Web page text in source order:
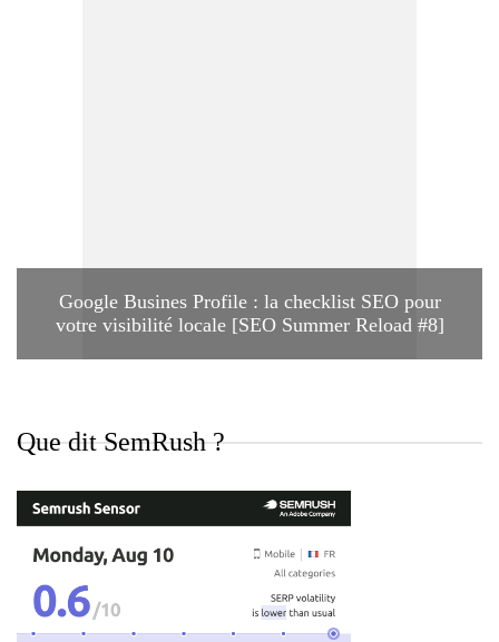
Google Busines Profile : la checklist SEO pour
votre visibilité locale [SEO Summer Reload #8]
Que dit SemRush ?